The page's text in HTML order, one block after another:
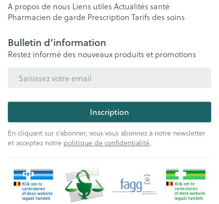
A propos de nous Liens utiles Actualités santé
Pharmacien de garde Prescription Tarifs des soins
Bulletin d’information
Restez informé des nouveaux produits et promotions
Inscription
En cliquant sur s'abonner, vous vous abonnez à notre newsletter
et acceptez notre politique de confidentialité.